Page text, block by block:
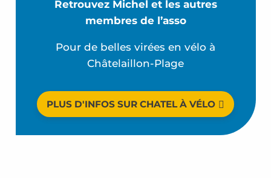
Retrouvez Michel et les autres
membres de l’asso
Pour de belles virées en vélo à
Châtelaillon-Plage
PLUS D'INFOS SUR CHATEL À VÉLO